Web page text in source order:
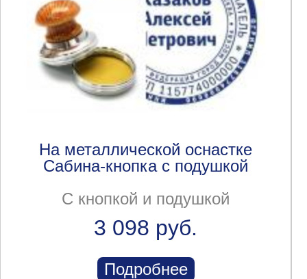
На металлической оснастке
Сабина-кнопка с подушкой
С кнопкой и подушкой
3 098 руб.
Подробнее